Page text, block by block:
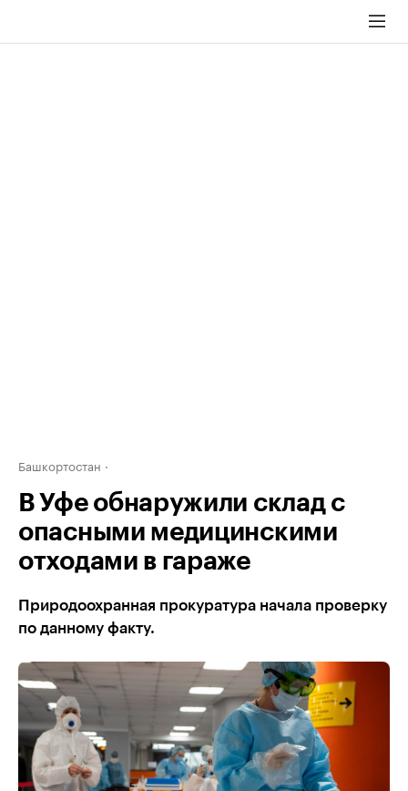
Башкортостан
В Уфе обнаружили склад с
опасными медицинскими
отходами в гараже
Природоохранная прокуратура начала проверку
по данному факту.